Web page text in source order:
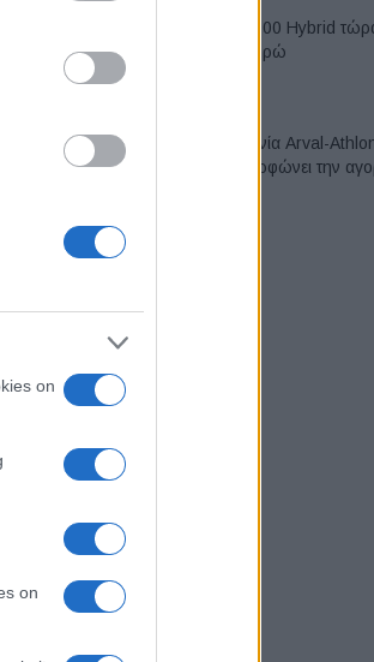
on
on
Το FIAT 500 Hybrid
18.990 ευρώ
Η συμφωνία Arval-
αναδιαμορφώνει την